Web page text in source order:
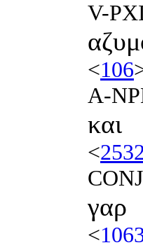
V-
<106
A-
και
<
CONJ
γαρ
<